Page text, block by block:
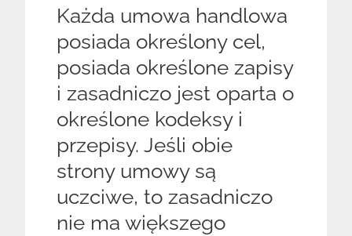
Każda umowa handlowa
posiada określony cel,
posiada określone zapisy
i zasadniczo jest oparta o
określone kodeksy i
przepisy. Jeśli obie
strony umowy są
uczciwe, to zasadniczo
nie ma większego